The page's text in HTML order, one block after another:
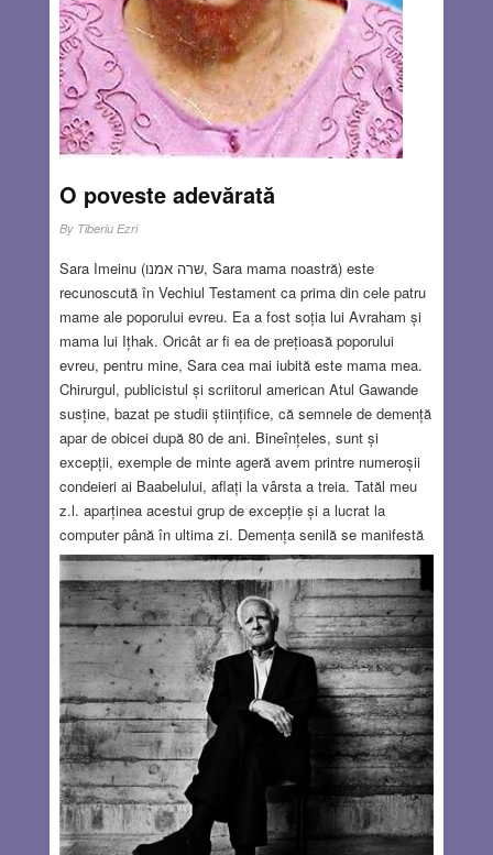
care-l cunosc (la fel ca mulţi alţii) de la petrecerile din
studenţie: „De-ar fi mândra-n deal la cruce, de tri ori pe zi
m-aş duce, dar mândruţa-i mai departe, nu pot mere făr’
de carte”.
Read more…
DEC 24, 2020 4 COMMENTS
O poveste adevărată
By Tiberiu Ezri
Sara Imeinu (שרה אמנו, Sara mama noastră) este
recunoscută în Vechiul Testament ca prima din cele patru
mame ale poporului evreu. Ea a fost soția lui Avraham și
mama lui Ițhak. Oricât ar fi ea de prețioasă poporului
evreu, pentru mine, Sara cea mai iubită este mama mea.
Chirurgul, publicistul și scriitorul american Atul Gawande
susține, bazat pe studii științifice, că semnele de demență
apar de obicei după 80 de ani. Bineînțeles, sunt și
excepții, exemple de minte ageră avem printre numeroșii
condeieri ai Baabelului, aflați la vârsta a treia. Tatăl meu
z.l. aparținea acestui grup de excepție și a lucrat la
computer până în ultima zi. Demența senilă se manifestă
printre altele prin afectarea memoriei, mai ales a celei de
scurtă durată. Persoana nu mai știe unde locuiește, care
este data, uneori uită chiar numele celor dragi. Așa și cu
mama mea Sara. E născută în 1932 și are nevoie de
supraveghere continuă, de ajutor în activitățile zilnice. Din
fericire, pe cei dragi îi recunoaște și îi iubește. Are
momente de luciditate și vorbește cu noi, chiar dacă se
repetă uneori. Încă de acum câțiva ani, când încă era
perfect lucidă, mama mi-a povestit despre viața ei
zdruncinată, ca să n-o uităm după ce va pleca dintre noi.
Ea a fost de acord să-i public amintirile. Am stat cu ea
mai multe zile și ea și-a depănat amintirile. Voi povesti
succint despre viața ei, cu accent pe perioada celui de-al